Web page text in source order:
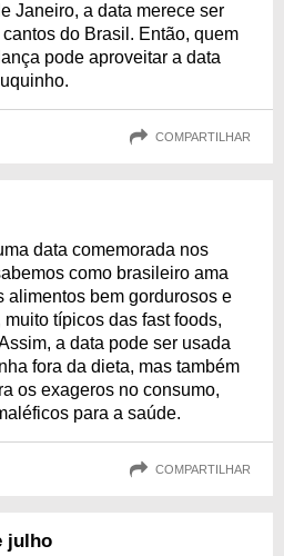
Janeiro, a data merece ser
do Brasil. Então, quem
pode aproveitar a data
COMPARTILHAR
data comemorada nos
como brasileiro ama
alimentos bem gordurosos e
típicos das fast foods,
a data pode ser usada
fora da dieta, mas também
os exageros no consumo,
para a saúde.
COMPARTILHAR
julho